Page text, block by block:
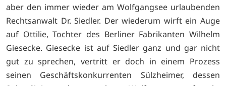
aber den immer wieder am Wolfgangsee urlaubenden
Rechtsanwalt Dr. Siedler. Der wiederum wirft ein Auge
auf Ottilie, Tochter des Berliner Fabrikanten Wilhelm
Giesecke. Giesecke ist auf Siedler ganz und gar nicht
gut zu sprechen, vertritt er doch in einem Prozess
seinen Geschäftskonkurrenten Sülzheimer, dessen